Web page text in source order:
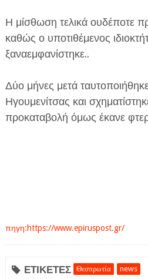
Η μίσθωση τελικά ουδέποτε
καθώς ο υποτιθέμενος
ξαναεμφανίστηκε..
Δύο μήνες μετά
Ηγουμενίτσας και
προκαταβολή όμως έκανε
πηγη:https://www.epiruspost.gr/
ΕΤΙΚΕΤΕΣ Θεσπρωτία news